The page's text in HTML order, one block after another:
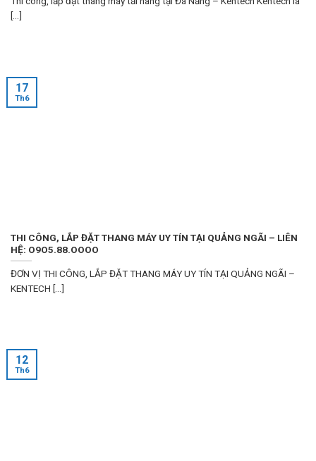
[...]
THI CÔNG, LẮP ĐẶT THANG MÁY UY TÍN TẠI QUẢNG NGÃI – LIÊN
HỆ: O9O5.88.OOOO
ĐƠN VỊ THI CÔNG, LẮP ĐẶT THANG MÁY UY TÍN TẠI QUẢNG NGÃI –
KENTECH [...]
17
Th6
12
Th6